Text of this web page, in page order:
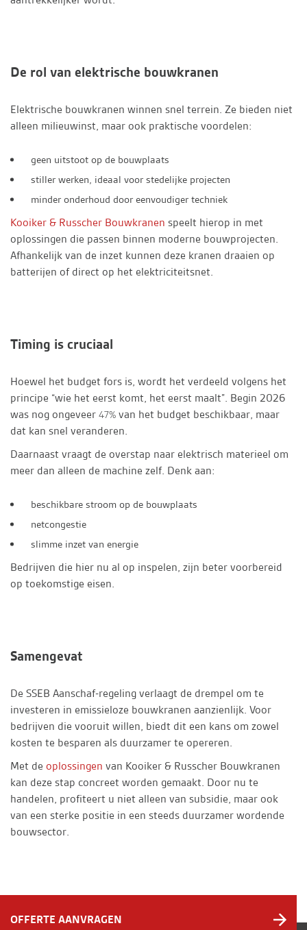
De rol van elektrische bouwkranen
Elektrische bouwkranen winnen snel terrein. Ze bieden niet
alleen milieuwinst, maar ook praktische voordelen:
geen uitstoot op de bouwplaats
stiller werken, ideaal voor stedelijke projecten
minder onderhoud door eenvoudiger techniek
Kooiker & Russcher Bouwkranen speelt hierop in met
oplossingen die passen binnen moderne bouwprojecten.
Afhankelijk van de inzet kunnen deze kranen draaien op
batterijen of direct op het elektriciteitsnet.
Timing is cruciaal
Hoewel het budget fors is, wordt het verdeeld volgens het
principe “wie het eerst komt, het eerst maalt”. Begin 2026
was nog ongeveer 47% van het budget beschikbaar, maar
dat kan snel veranderen.
Daarnaast vraagt de overstap naar elektrisch materieel om
meer dan alleen de machine zelf. Denk aan:
beschikbare stroom op de bouwplaats
netcongestie
slimme inzet van energie
Bedrijven die hier nu al op inspelen, zijn beter voorbereid
op toekomstige eisen.
Samengevat
De SSEB Aanschaf-regeling verlaagt de drempel om te
investeren in emissieloze bouwkranen aanzienlijk. Voor
bedrijven die vooruit willen, biedt dit een kans om zowel
kosten te besparen als duurzamer te opereren.
Met de oplossingen van Kooiker & Russcher Bouwkranen
kan deze stap concreet worden gemaakt. Door nu te
handelen, profiteert u niet alleen van subsidie, maar ook
van een sterke positie in een steeds duurzamer wordende
bouwsector.
OFFERTE AANVRAGEN